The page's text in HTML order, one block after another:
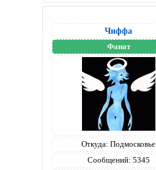
Чиффа
Фанат
Откуда: Подмосковье
Сообщений: 5345